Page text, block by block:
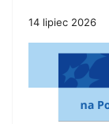
14 lipiec 2026